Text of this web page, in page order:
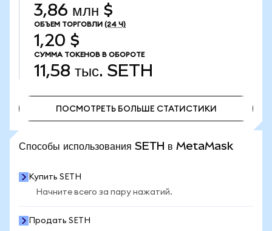
3,86 млн $
ОБЪЕМ ТОРГОВЛИ (24 Ч)
1,20 $
СУММА ТОКЕНОВ В ОБОРОТЕ
11,58 тыс. SETH
ПОСМОТРЕТЬ БОЛЬШЕ СТАТИСТИКИ
Способы использования SETH в MetaMask
Купить SETH
Начните всего за пару нажатий.
Продать SETH